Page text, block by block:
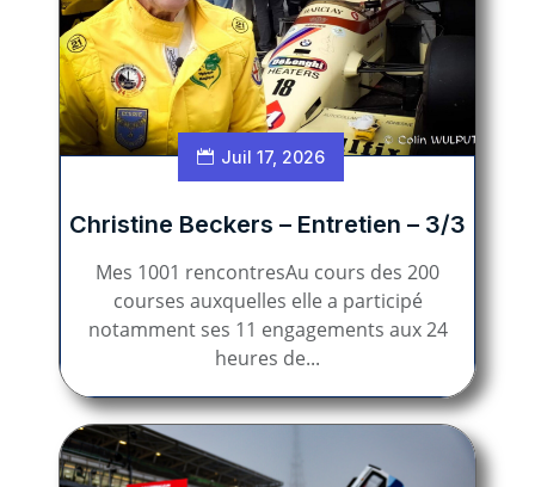
Juil 17, 2026
Christine Beckers – Entretien – 3/3
Mes 1001 rencontresAu cours des 200
courses auxquelles elle a participé
notamment ses 11 engagements aux 24
heures de...